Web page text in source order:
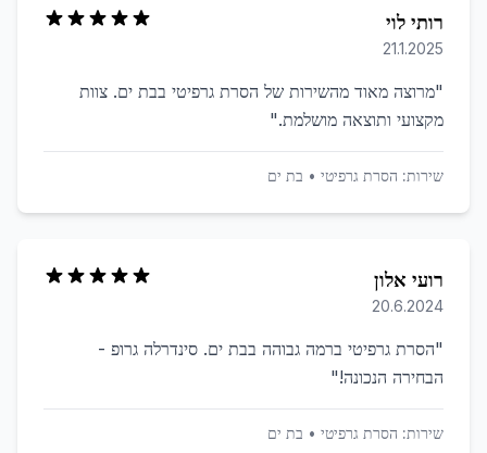
רותי לוי
21.1.2025
"מרוצה מאוד מהשירות של הסרת גרפיטי בבת ים. צוות
מקצועי ותוצאה מושלמת."
שירות: הסרת גרפיטי • בת ים
רועי אלון
20.6.2024
"הסרת גרפיטי ברמה גבוהה בבת ים. סינדרלה גרופ -
הבחירה הנכונה!"
שירות: הסרת גרפיטי • בת ים